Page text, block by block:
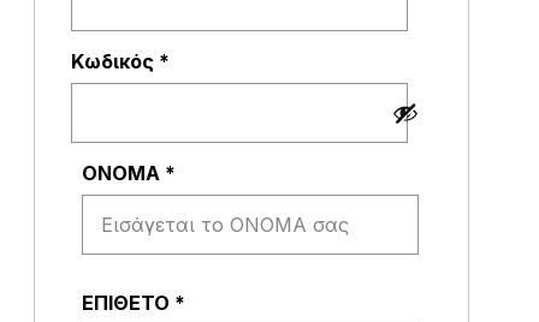
Κωδικός *Απαιτείται
ΟΝΟΜΑ *
ΕΠΙΘΕΤΟ *